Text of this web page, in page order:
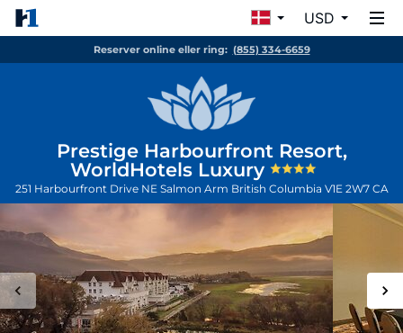
USD
Reserver online eller ring: (855) 334-6659
Prestige Harbourfront Resort,
WorldHotels Luxury
251 Harbourfront Drive NE Salmon Arm British Columbia V1E 2W7 CA